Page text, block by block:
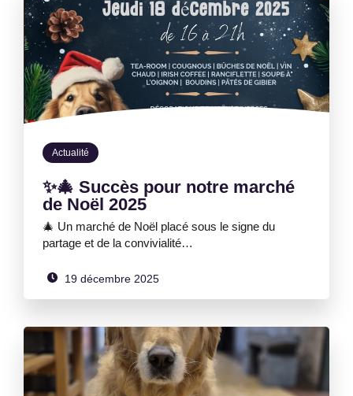
Actualité
✨🎄 Succès pour notre marché
de Noël 2025
🎄 Un marché de Noël placé sous le signe du
partage et de la convivialité…
19 décembre 2025